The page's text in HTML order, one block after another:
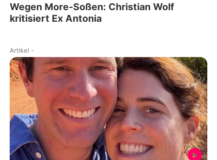
Wegen More-Soßen: Christian Wolf
kritisiert Ex Antonia
Artikel -